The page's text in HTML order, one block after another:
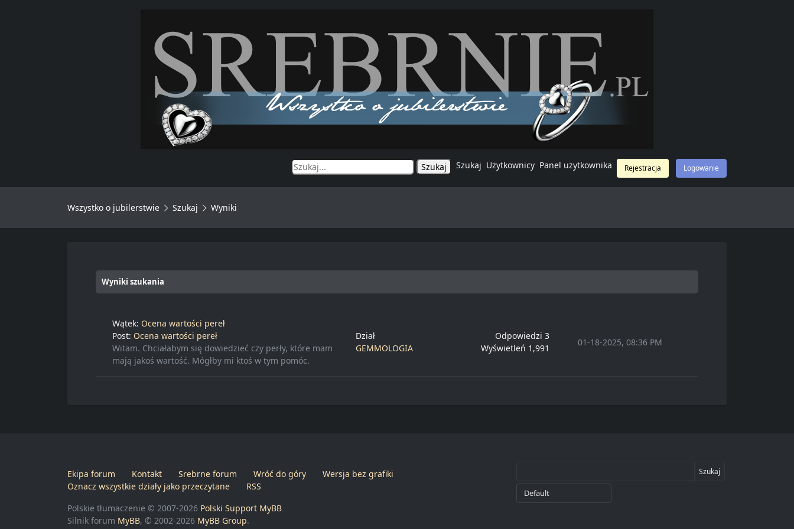
Szukaj Użytkownicy Panel użytkownika Rejestracja Logowanie
Wszystko o jubilerstwie Szukaj Wyniki
Wyniki szukania
Wątek: Ocena wartości pereł
Post: Ocena wartości pereł
Witam. Chciałabym się dowiedzieć czy perły, które mam
mają jakoś wartość. Mógłby mi ktoś w tym pomóc.
Dział
GEMMOLOGIA
Odpowiedzi 3
Wyświetleń 1,991
01-18-2025, 08:36 PM
Ekipa forum Kontakt Srebrne forum Wróć do góry
Wersja bez grafiki
Oznacz wszystkie działy jako przeczytane
RSS
Polskie tłumaczenie © 2007-2026 Polski Support MyBB
Silnik forum MyBB, © 2002-2026 MyBB Group.
Szukaj